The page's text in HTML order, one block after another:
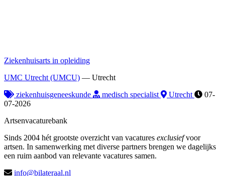
Ziekenhuisarts in opleiding
UMC Utrecht (UMCU) — Utrecht
ziekenhuisgeneeskunde
medisch specialist Utrecht
07-
07-2026
Artsenvacaturebank
Sinds 2004 hét grootste overzicht van vacatures exclusiefvoor
artsen. In samenwerking met diverse partners brengen we dagelijks
een ruim aanbod van relevante vacatures samen.
info@bilateraal.nl